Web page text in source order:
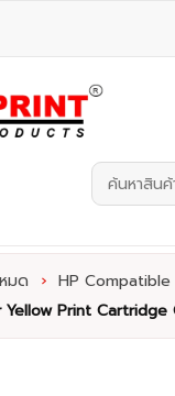
มด › HP
Yellow Print Cartridge